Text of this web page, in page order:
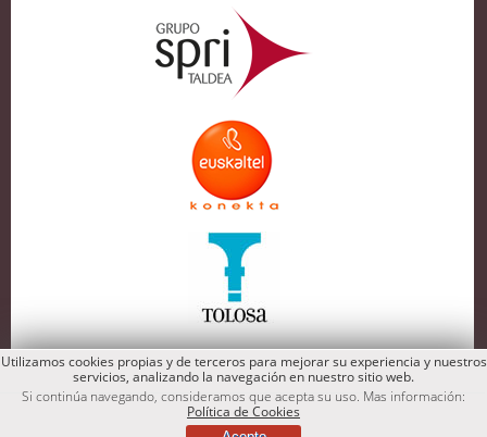
Utilizamos cookies propias y de terceros para mejorar su experiencia y nuestros
servicios, analizando la navegación en nuestro sitio web.
Si continúa navegando, consideramos que acepta su uso. Mas información:
Política de Cookies